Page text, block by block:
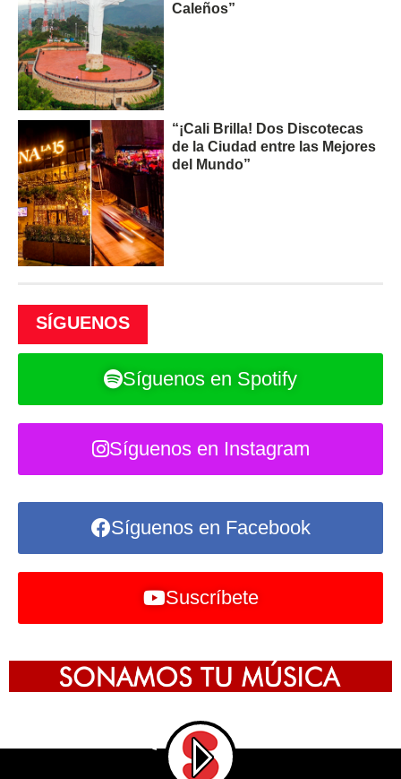
Caleños”
“¡Cali Brilla! Dos Discotecas
de la Ciudad entre las Mejores
del Mundo”
SÍGUENOS
Síguenos en Spotify
Síguenos en Instagram
Síguenos en Facebook
Suscríbete